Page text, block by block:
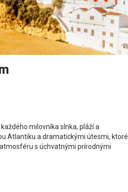
milovníka slnka, pláží a
Atlantiku a dramatickými útesmi, ktoré
s úchvatnými prírodnými